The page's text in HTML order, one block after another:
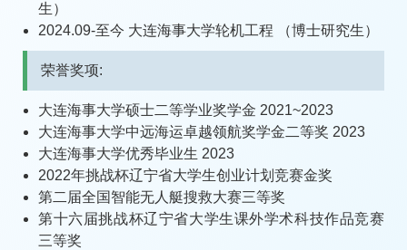
生）
2024.09-至今 大连海事大学轮机工程 （博士研究生）
荣誉奖项:
大连海事大学硕士二等学业奖学金 2021~2023
大连海事大学中远海运卓越领航奖学金二等奖 2023
大连海事大学优秀毕业生 2023
2022年挑战杯辽宁省大学生创业计划竞赛金奖
第二届全国智能无人艇搜救大赛三等奖
第十六届挑战杯辽宁省大学生课外学术科技作品竞赛
三等奖